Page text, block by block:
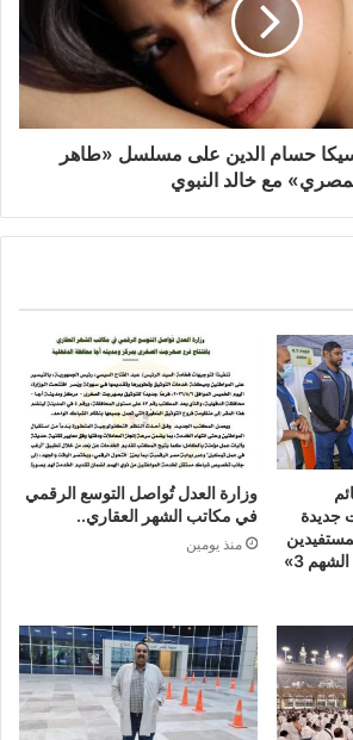
حسام الدين على مسلسل «طاهر
مع خالد النبوي
9 حالات جديدة
وزارة العدل تُواصل التوسع الرقمي
في مكاتب الشهر العقاري..
منذ يومين